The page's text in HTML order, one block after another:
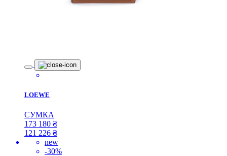
LOEWE
СУМКА
173 180 ₴
121 226 ₴
new
-30%